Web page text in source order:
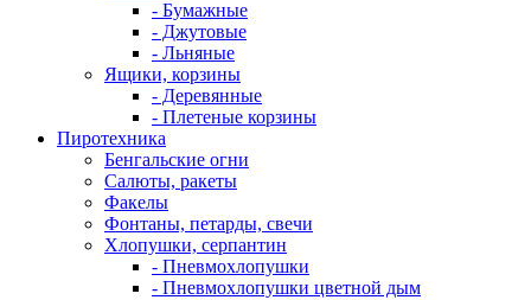
- Бумажные
- Джутовые
- Льняные
Ящики, корзины
- Деревянные
- Плетеные корзины
Пиротехника
Бенгальские огни
Салюты, ракеты
Факелы
Фонтаны, петарды, свечи
Хлопушки, серпантин
- Пневмохлопушки
- Пневмохлопушки цветной дым